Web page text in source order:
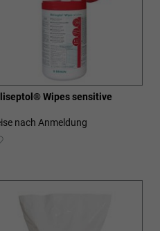
Wipes sensitive
nach Anmeldung